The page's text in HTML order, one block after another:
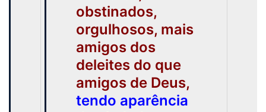
obstinados,
orgulhosos, mais
amigos dos
deleites do que
amigos de Deus,
tendo aparência